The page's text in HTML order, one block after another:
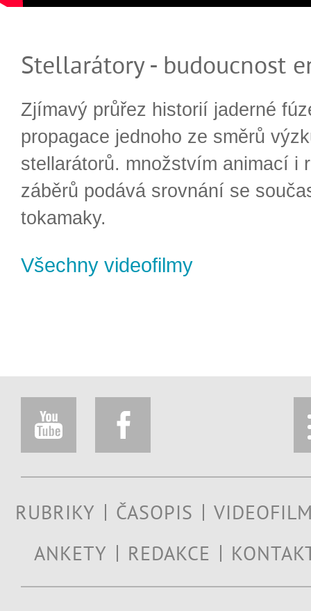
Stellarátory - budoucnost
Zjímavý průřez historií jaderné
propagace jednoho ze směrů
stellarátorů. množstvím animací i
záběrů podává srovnání se
tokamaky.
Všechny videofilmy
RUBRIKY ČASOPIS
ANKETY
REDAKCE